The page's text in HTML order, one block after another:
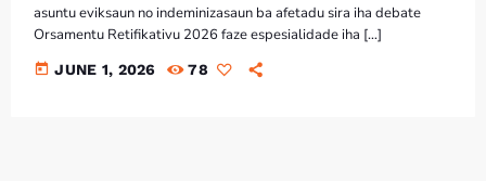
7:00 AM - 9:00 AM
Bom dia RAFA
asuntu eviksaun no indeminizasaun ba afetadu sira iha debate
Orsamentu Retifikativu 2026 faze espesialidade iha […]
today JUNE 1, 2026 78